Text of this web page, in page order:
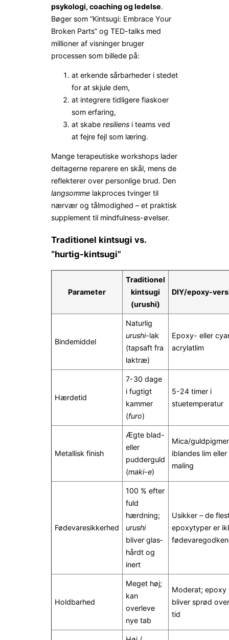
psykologi, coaching og ledelse.
Bøger som “Kintsugi: Embrace Your
Broken Parts” og TED-talks med
millioner af visninger bruger
processen som billede på:
at erkende sårbarheder i stedet
for at skjule dem,
at integrere tidligere fiaskoer
som erfaring,
at skabe resiliens i teams ved
at fejre fejl som læring.
Mange terapeutiske workshops lader
deltagerne reparere en skål, mens de
reflekterer over personlige brud. Den
langsomme lakproces tvinger til
nærvær og tålmodighed – et praktisk
supplement til mindfulness-øvelser.
Traditionel kintsugi vs.
“hurtig-kintsugi”
Parameter
Traditionel
kintsugi
(urushi)
DIY/epoxy-
Bindemiddel
Naturlig
urushi-lak
(tapsaft fra
laktræ)
Epoxy- eller
acrylat­lim
Hærdetid
7-30 dage
i fugtigt
kammer
(furo)
5-24 timer i
stuetemperatur
Metallisk finish
Ægte blad-
eller
pudderguld
(maki-e)
Mica/
iblandes lim eller
maling
Fødevaresikkerhed
100 % efter
fuld
hærdning;
urushi
bliver glas­
hårdt og
inert
Usikker – de
epoxytyper er
Holdbarhed
Meget høj;
kan
overleve
nye tab
Moderat; epoxy
bliver sprød over
tid